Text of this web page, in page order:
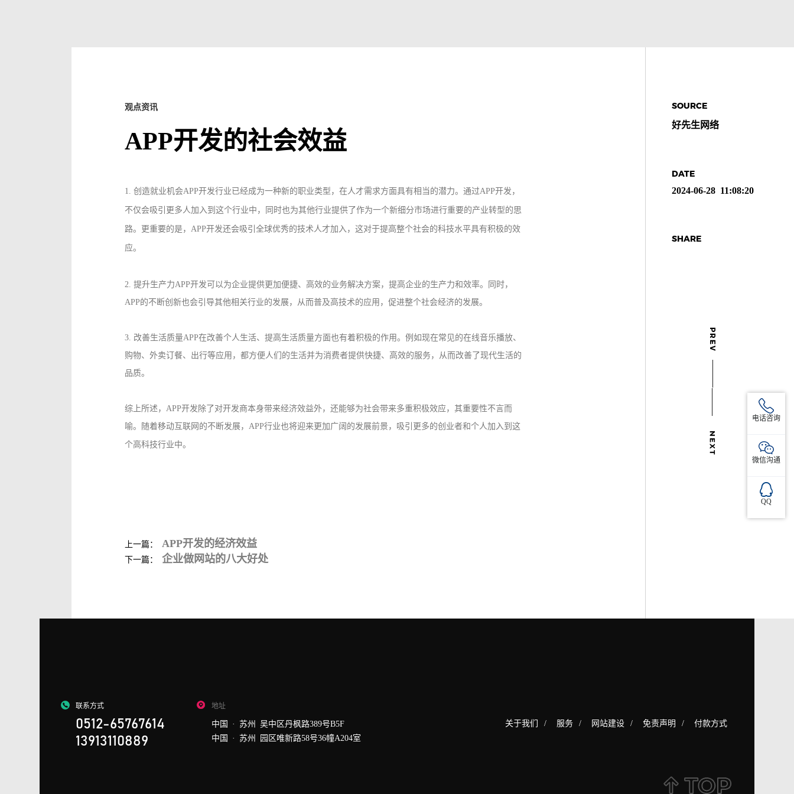
观点资讯
APP开发的社会效益
1. 创造就业机会APP开发行业已经成为一种新的职业类型，在人才需求方面具有相当的潜力。通过APP开发，
不仅会吸引更多人加入到这个行业中，同时也为其他行业提供了作为一个新细分市场进行重要的产业转型的思
路。更重要的是，APP开发还会吸引全球优秀的技术人才加入，这对于提高整个社会的科技水平具有积极的效
应。
2. 提升生产力APP开发可以为企业提供更加便捷、高效的业务解决方案，提高企业的生产力和效率。同时，
APP的不断创新也会引导其他相关行业的发展，从而普及高技术的应用，促进整个社会经济的发展。
3. 改善生活质量APP在改善个人生活、提高生活质量方面也有着积极的作用。例如现在常见的在线音乐播放、
购物、外卖订餐、出行等应用，都方便人们的生活并为消费者提供快捷、高效的服务，从而改善了现代生活的
品质。
综上所述，APP开发除了对开发商本身带来经济效益外，还能够为社会带来多重积极效应，其重要性不言而
喻。随着移动互联网的不断发展，APP行业也将迎来更加广阔的发展前景，吸引更多的创业者和个人加入到这
个高科技行业中。
上一篇： APP开发的经济效益
下一篇： 企业做网站的八大好处
SOURCE
好先生网络
DATE
2024-06-28 11:08:20
SHARE
联系方式
0512-65767614
13913110889
地址
中国 · 苏州 吴中区丹枫路389号B5F
中国 · 苏州 园区唯新路58号36幢A204室
关于我们 / 服务 / 网站建设 / 免责声明 / 付款方式
电话咨询
微信沟通
QQ